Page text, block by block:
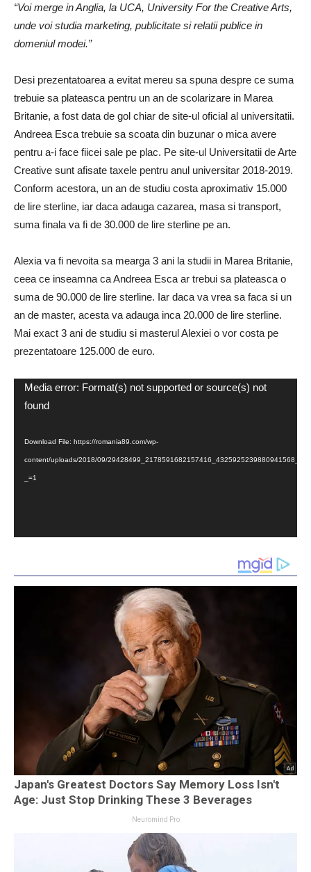
“Voi merge in Anglia, la UCA, University For the Creative Arts,
unde voi studia marketing, publicitate si relatii publice in
domeniul modei.”
Desi prezentatoarea a evitat mereu sa spuna despre ce suma
trebuie sa plateasca pentru un an de scolarizare in Marea
Britanie, a fost data de gol chiar de site-ul oficial al universitatii.
Andreea Esca trebuie sa scoata din buzunar o mica avere
pentru a-i face fiicei sale pe plac. Pe site-ul Universitatii de Arte
Creative sunt afisate taxele pentru anul universitar 2018-2019.
Conform acestora, un an de studiu costa aproximativ 15.000
de lire sterline, iar daca adauga cazarea, masa si transport,
suma finala va fi de 30.000 de lire sterline pe an.
Alexia va fi nevoita sa mearga 3 ani la studii in Marea Britanie,
ceea ce inseamna ca Andreea Esca ar trebui sa plateasca o
suma de 90.000 de lire sterline. Iar daca va vrea sa faca si un
an de master, acesta va adauga inca 20.000 de lire sterline.
Mai exact 3 ani de studiu si masterul Alexiei o vor costa pe
prezentatoare 125.000 de euro.
Video
Player
Media error: Format(s) not supported or source(s) not
found
Download File: https://romania89.com/wp-
content/uploads/2018/09/
_=1